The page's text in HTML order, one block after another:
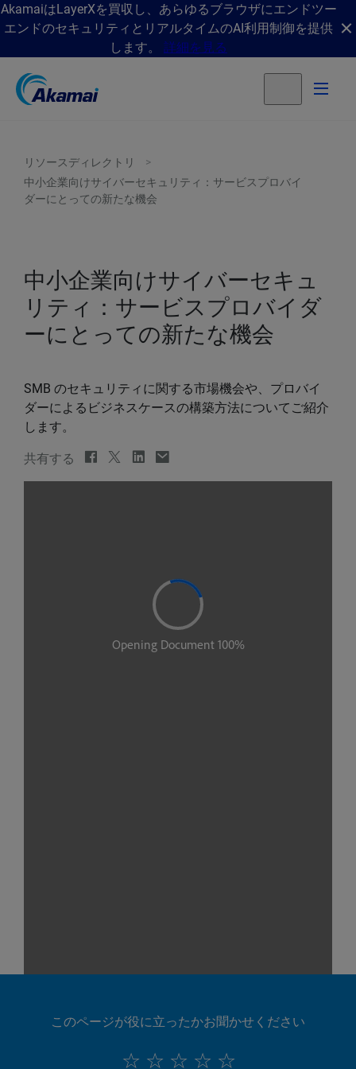
AkamaiはLayerXを買収し、あらゆるブラウザにエンドツー
エンドのセキュリティとリアルタイムのAI利用制御を提供
します。 詳細を見る
リソースディレクトリ
中小企業向けサイバーセキュリティ：サービスプロバイ
ダーにとっての新たな機会
中小企業向けサイバーセキュ
リティ：サービスプロバイダ
ーにとっての新たな機会
SMB のセキュリティに関する市場機会や、プロバイ
ダーによるビジネスケースの構築方法についてご紹介
します。
共有する
このページが役に立ったかお聞かせください